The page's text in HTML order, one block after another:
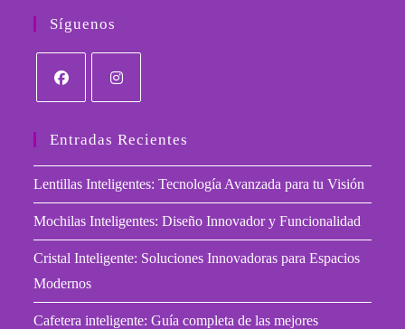
Síguenos
abre
una
nueva
pestaña
abre
una
nueva
pestaña
Entradas Recientes
Lentillas Inteligentes: Tecnología Avanzada para tu Visión
Mochilas Inteligentes: Diseño Innovador y Funcionalidad
Cristal Inteligente: Soluciones Innovadoras para Espacios
Modernos
Cafetera inteligente: Guía completa de las mejores